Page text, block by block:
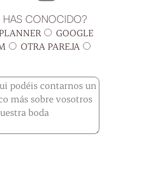
CONOCIDO?
GOOGLE
OTRA PAREJA